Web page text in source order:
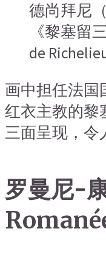
德尚拜尼
《黎塞留
de Richelieu
画中担任法国
红衣主教的黎
三面呈现，令
罗曼尼-